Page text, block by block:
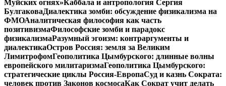
Муйских огнях»Каббала и антропология Сергия
БулгаковаДиалектика зомби: обсуждение физикализма на
ФМОАналитическая философия как часть
позитивизмаФилософские зомби и парадокс
физикализмаРазумный эгоизм: контраргументы и
диалектикаОстров Россия: земля за Великим
ЛимитрофомГеополитика Цымбурского: длинные волны
европейского милитаризмаГеополитика Цымбурского:
стратегические циклы Россия-ЕвропаСуд и казнь Сократа:
человек против Законов космосаКак Сократ учит делать